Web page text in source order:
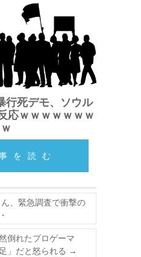
行死デモ、ソウル
応ｗｗｗｗｗｗｗ
ｗ
を読む
、緊急調査で衝撃の
倒れたプロゲーマ
」だと怒られる →